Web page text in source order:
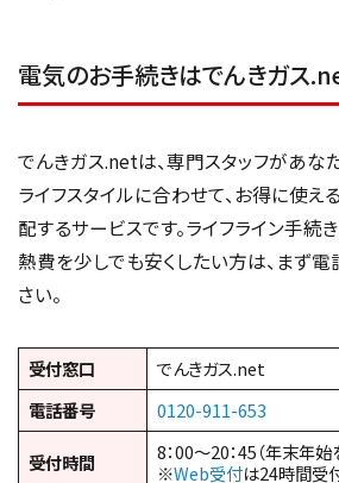
電気のお手続きはでんきガス
でんきガス.netは、専門スタッフがあな
ライフスタイルに合わせて、お得に使え
配するサービスです。ライフライン手続
熱費を少しでも安くしたい方は、まず
さい。
受付窓口
でんきガス.net
電話番号
0120-911-653
受付時間
8：00～20：45（年末年始
※Web受付は24時間受